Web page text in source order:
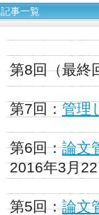
記事一覧
第8回（最終
第7回： 管理
第6回：論文
2016年3月
第5回：論文